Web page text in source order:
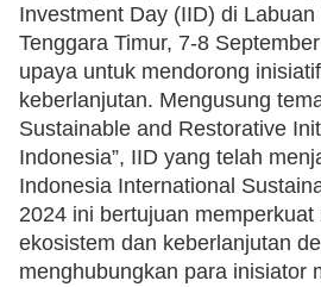
Investment Day (IID) di
Tenggara Timur, 7-8
upaya untuk mendorong
keberlanjutan. Mengusung
Sustainable and Restorative
Indonesia”, IID yang telah
Indonesia International
2024 ini bertujuan
ekosistem dan keberlanjutan
menghubungkan para inisiator